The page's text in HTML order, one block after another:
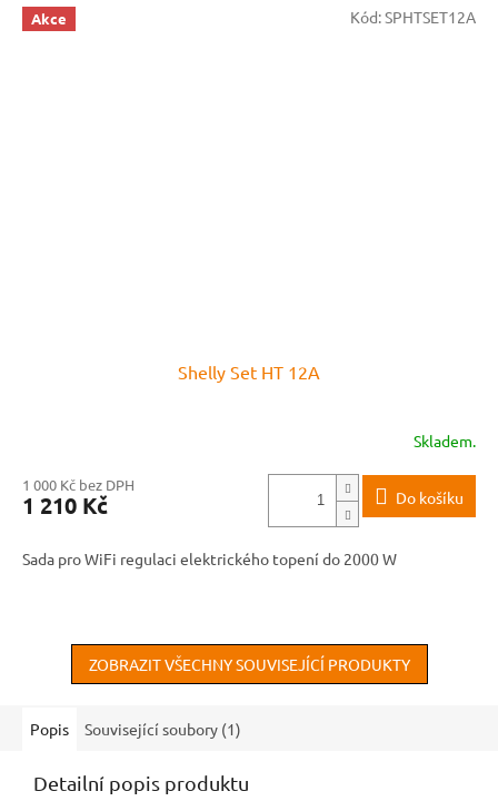
Akce
Shelly Set HT 12A
Skladem.
1 000 Kč bez DPH
1 210 Kč Do košíku
Sada pro WiFi regulaci elektrického topení do 2000 W
Kód:SPHTSET12A
ZOBRAZIT VŠECHNY SOUVISEJÍCÍ PRODUKTY
Popis Související soubory (1)
Detailní popis produktu